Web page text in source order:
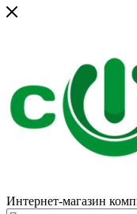
Интернет-магазин